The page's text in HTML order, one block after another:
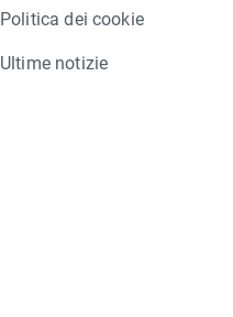
Politica dei cookie
Ultime notizie